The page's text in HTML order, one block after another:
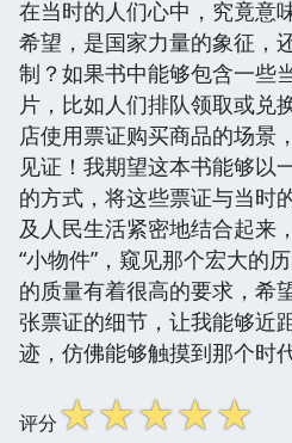
在当时的人们心中，究竟意
希望，是国家力量的象征，
制？如果书中能够包含一些
片，比如人们排队领取或兑
店使用票证购买商品的场景
见证！我期望这本书能够以
的方式，将这些票证与当时
及人民生活紧密地结合起来
“小物件”，窥见那个宏大的
的质量有着很高的要求，希
张票证的细节，让我能够近
迹，仿佛能够触摸到那个时
评分☆☆☆☆☆